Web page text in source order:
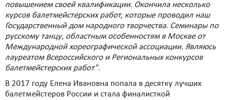
повышением своей квалификации. Окончила несколько
курсов балетмейстерских работ, которые проводил наш
Государственный дом народного творчества. Семинары по
русскому танцу, областным особенностям в Москве от
Международной хореографической ассоциации. Являюсь
лауреатом Всероссийского и Региональных конкурсов
балетмейстерских работ".
В 2017 году Елена Ивановна попала в десятку лучших
балетмейстеров России и стала финалисткой